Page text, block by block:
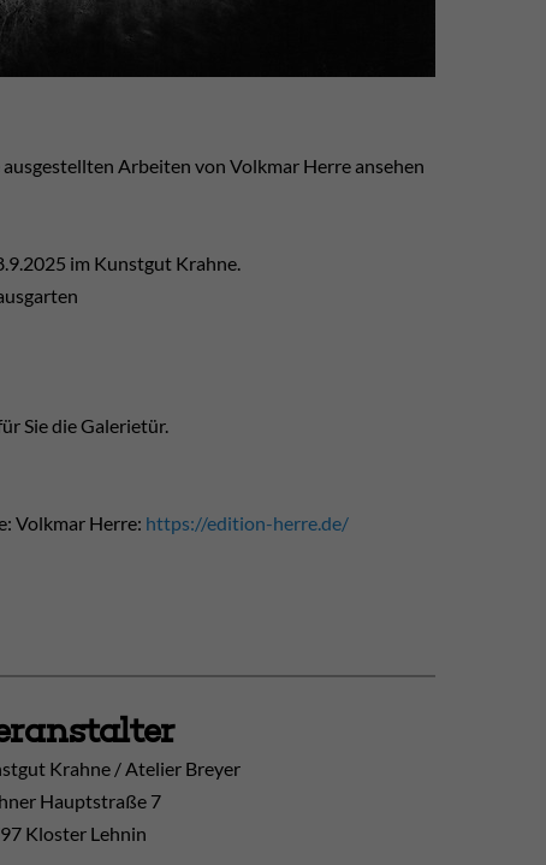
Arbeiten von Volkmar Herre ansehen
im Kunstgut Krahne.
Sie die Galerietür.
Volkmar Herre: https://edition-herre.de/
Krahne / Atelier Breyer
Hauptstraße 7
Kloster Lehnin